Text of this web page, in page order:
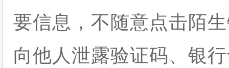
要信息，不随意点击陌
向他人泄露验证码、银